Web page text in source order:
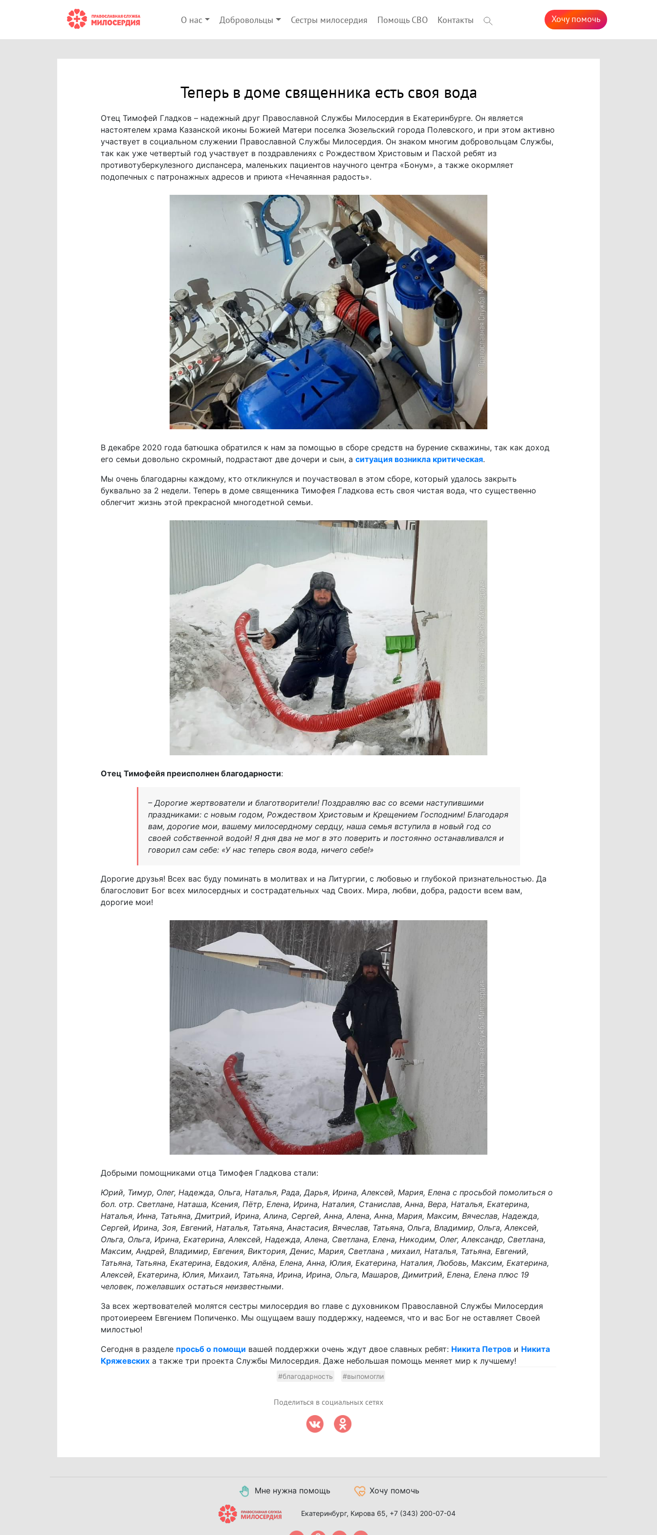
О нас Добровольцы Сестры милосердия Помощь СВО Контакты Хочу помочь
Теперь в доме священника есть своя вода
Отец Тимофей Гладков – надежный друг Православной Службы Милосердия в Екатеринбурге. Он является
настоятелем храма Казанской иконы Божией Матери поселка Зюзельский города Полевского, и при этом активно
участвует в социальном служении Православной Службы Милосердия. Он знаком многим добровольцам Службы,
так как уже четвертый год участвует в поздравлениях с Рождеством Христовым и Пасхой ребят из
противотуберкулезного диспансера, маленьких пациентов научного центра «Бонум», а также окормляет
подопечных с патронажных адресов и приюта «Нечаянная радость».
В декабре 2020 года батюшка обратился к нам за помощью в сборе средств на бурение скважины, так как доход
его семьи довольно скромный, подрастают две дочери и сын, а ситуация возникла критическая.
Мы очень благодарны каждому, кто откликнулся и поучаствовал в этом сборе, который удалось закрыть
буквально за 2 недели. Теперь в доме священника Тимофея Гладкова есть своя чистая вода, что существенно
облегчит жизнь этой прекрасной многодетной семьи.
Отец Тимофейя преисполнен благодарности:
– Дорогие жертвователи и благотворители! Поздравляю вас со всеми наступившими
праздниками: с новым годом, Рождеством Христовым и Крещением Господним! Благодаря
вам, дорогие мои, вашему милосердному сердцу, наша семья вступила в новый год со
своей собственной водой! Я дня два не мог в это поверить и постоянно останавливался и
говорил сам себе: «У нас теперь своя вода, ничего себе!»
Дорогие друзья! Всех вас буду поминать в молитвах и на Литургии, с любовью и глубокой признательностью. Да
благословит Бог всех милосердных и сострадательных чад Своих. Мира, любви, добра, радости всем вам,
дорогие мои!
Добрыми помощниками отца Тимофея Гладкова стали:
Юрий, Тимур, Олег, Надежда, Ольга, Наталья, Рада, Дарья, Ирина, Алексей, Мария, Елена с просьбой помолиться о
бол. отр. Светлане, Наташа, Ксения, Пётр, Елена, Ирина, Наталия, Станислав, Анна, Вера, Наталья, Екатерина,
Наталья, Инна, Татьяна, Дмитрий, Ирина, Алина, Сергей, Анна, Алена, Анна, Мария, Максим, Вячеслав, Надежда,
Сергей, Ирина, Зоя, Евгений, Наталья, Татьяна, Анастасия, Вячеслав, Татьяна, Ольга, Владимир, Ольга, Алексей,
Ольга, Ольга, Ирина, Екатерина, Алексей, Надежда, Алена, Светлана, Елена, Никодим, Олег, Александр, Светлана,
Максим, Андрей, Владимир, Евгения, Виктория, Денис, Мария, Светлана , михаил, Наталья, Татьяна, Евгений,
Татьяна, Татьяна, Екатерина, Евдокия, Алёна, Елена, Анна, Юлия, Екатерина, Наталия, Любовь, Максим, Екатерина,
Алексей, Екатерина, Юлия, Михаил, Татьяна, Ирина, Ирина, Ольга, Машаров, Димитрий, Елена, Елена плюс 19
человек, пожелавших остаться неизвестными.
За всех жертвователей молятся сестры милосердия во главе с духовником Православной Службы Милосердия
протоиереем Евгением Попиченко. Мы ощущаем вашу поддержку, надеемся, что и вас Бог не оставляет Своей
милостью!
Сегодня в разделе просьб о помощи вашей поддержки очень ждут двое славных ребят: Никита Петрови Никита
Кряжевскиха также три проекта Службы Милосердия. Даже небольшая помощь меняет мир к лучшему!
#благодарность #выпомогли
Поделиться в социальных сетях
Мне нужна помощь Хочу помочь
Екатеринбург, Кирова 65, +7 (343) 200-07-04